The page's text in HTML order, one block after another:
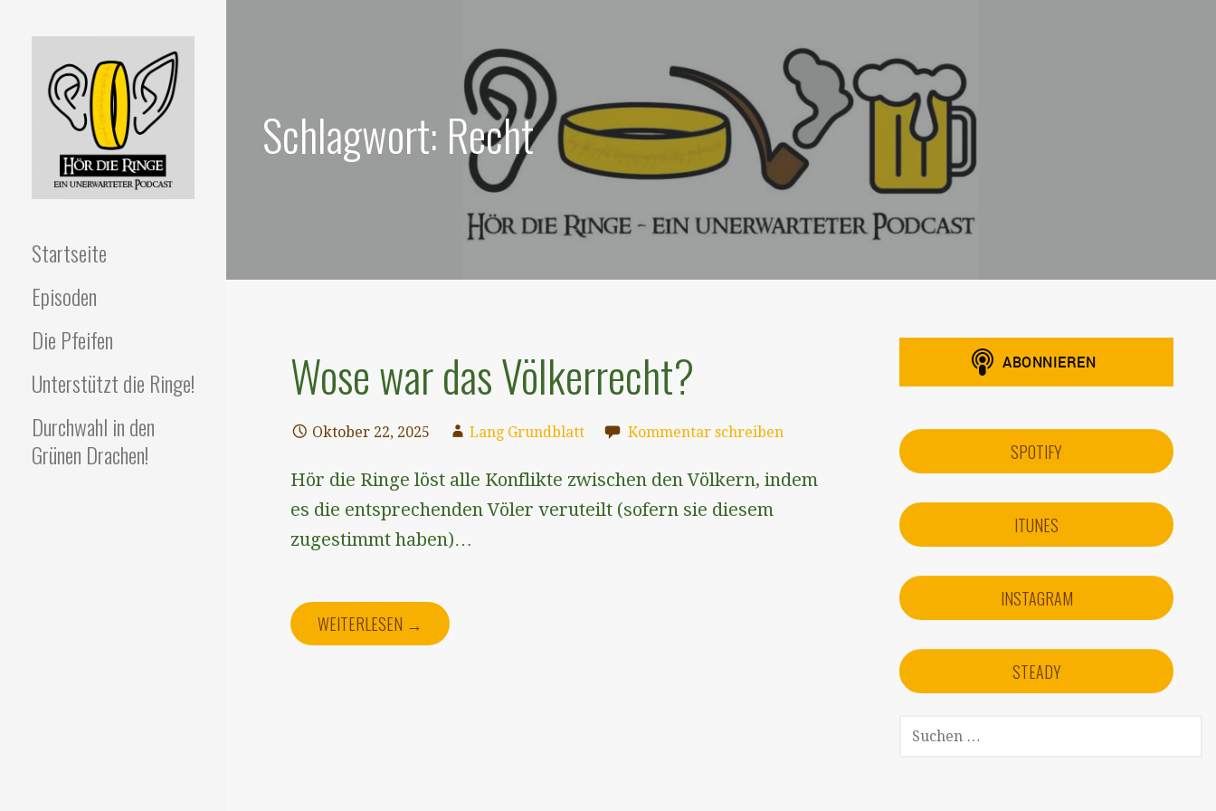
Startseite
Episoden
Die Pfeifen
Unterstützt die Ringe!
Durchwahl in den
Grünen Drachen!
Schlagwort: Recht
Wose war das Völkerrecht?
Oktober 22, 2025 Lang Grundblatt Kommentar schreiben
Hör die Ringe löst alle Konflikte zwischen den Völkern, indem
es die entsprechenden Völer veruteilt (sofern sie diesem
zugestimmt haben)…
WEITERLESEN →
SPOTIFY
ITUNES
INSTAGRAM
STEADY
SUCHEN
NACH: